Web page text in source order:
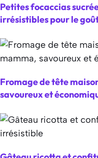
Petites focaccias
irrésistibles pour le
Fromage de tête
savoureux et